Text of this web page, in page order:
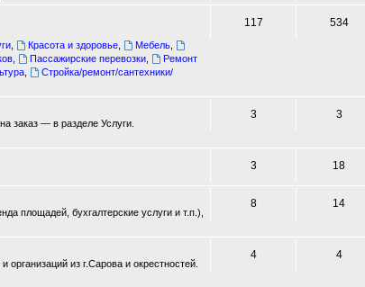
, Красота и здоровье, Мебель,
Пассажирские перевозки,
Ремонт
,
Стройка/ремонт/сантехники/
117 534
заказ — в разделе Услуги.
3 3
3 18
площадей, бухгалтерские услуги и т.п.),
8 14
из г.Сарова и окрестностей.
4 4